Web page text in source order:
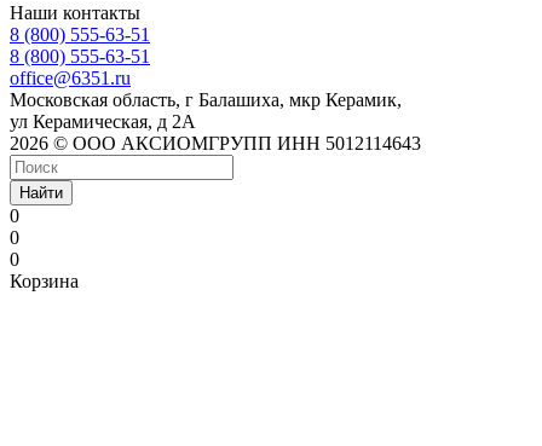
Наши контакты
8 (800) 555-63-51
8 (800) 555-63-51
office@6351.ru
Московская область, г Балашиха, мкр Керамик,
ул Керамическая, д 2А
2026 © ООО АКСИОМГРУПП ИНН 5012114643
Найти
0
0
0
Корзина